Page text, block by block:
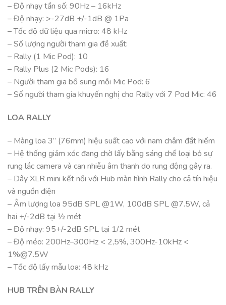
– Độ nhạy tần số: 90Hz – 16kHz
– Độ nhạy: >-27dB +/-1dB @ 1Pa
– Tốc độ dữ liệu qua micro: 48 kHz
– Số lượng người tham gia đề xuất:
– Rally (1 Mic Pod): 10
– Rally Plus (2 Mic Pods): 16
– Người tham gia bổ sung mỗi Mic Pod: 6
– Số người tham gia khuyến nghị cho Rally với 7 Pod Mic: 46
LOA RALLY
– Màng loa 3” (76mm) hiệu suất cao với nam châm đất hiếm
– Hệ thống giảm xóc đang chờ lấy bằng sáng chế loại bỏ sự
rung lắc camera và can nhiễu âm thanh do rung động gây ra.
– Dây XLR mini kết nối với Hub màn hình Rally cho cả tín hiệu
và nguồn điện
– Âm lượng loa 95dB SPL @1W, 100dB SPL @7.5W, cả
hai +/-2dB tại ½ mét
– Độ nhạy: 95+/-2dB SPL tại 1/2 mét
– Độ méo: 200Hz–300Hz < 2,5%, 300Hz-10kHz <
1%@7.5W
– Tốc độ lấy mẫu loa: 48 kHz
HUB TRÊN BÀN RALLY